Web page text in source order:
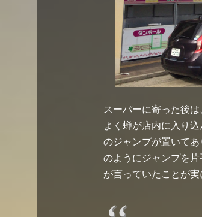
スーパーに寄った後
よく蝉が店内に入り
のジャンプが置いて
のようにジャンプを
が言っていたことが実